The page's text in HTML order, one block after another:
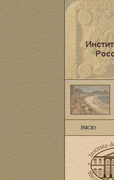
INICIO